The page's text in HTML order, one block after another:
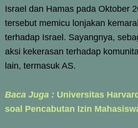
Israel dan Hamas pada Oktober
tersebut memicu lonjakan
terhadap Israel. Sayangnya,
aksi kekerasan terhadap
lain, termasuk AS.
Baca Juga : Universitas
soal Pencabutan Izin